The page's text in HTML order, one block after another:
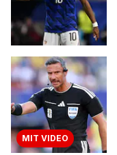
MIT VIDEO